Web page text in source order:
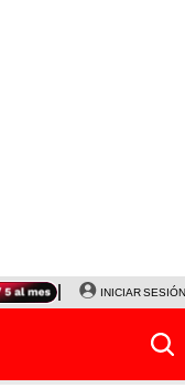
DÓLAR CORTE DE LUZ
INICIAR SESIÓN